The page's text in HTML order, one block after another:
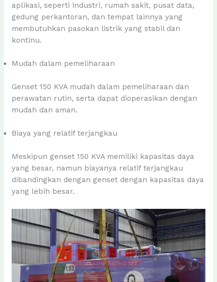
aplikasi, seperti industri, rumah sakit, pusat data,
gedung perkantoran, dan tempat lainnya yang
membutuhkan pasokan listrik yang stabil dan
kontinu.
Mudah dalam pemeliharaan
Genset 150 KVA mudah dalam pemeliharaan dan
perawatan rutin, serta dapat dioperasikan dengan
mudah dan aman.
Biaya yang relatif terjangkau
Meskipun genset 150 KVA memiliki kapasitas daya
yang besar, namun biayanya relatif terjangkau
dibandingkan dengan genset dengan kapasitas daya
yang lebih besar.